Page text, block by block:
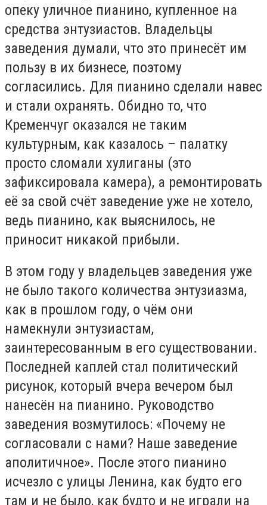
опеку уличное пианино, купленное на
средства энтузиастов. Владельцы
заведения думали, что это принесёт им
пользу в их бизнесе, поэтому
согласились. Для пианино сделали навес
и стали охранять. Обидно то, что
Кременчуг оказался не таким
культурным, как казалось – палатку
просто сломали хулиганы (это
зафиксировала камера), а ремонтировать
её за свой счёт заведение уже не хотело,
ведь пианино, как выяснилось, не
приносит никакой прибыли.
В этом году у владельцев заведения уже
не было такого количества энтузиазма,
как в прошлом году, о чём они
намекнули энтузиастам,
заинтересованным в его существовании.
Последней каплей стал политический
рисунок, который вчера вечером был
нанесён на пианино. Руководство
заведения возмутилось: «Почему не
согласовали с нами? Наше заведение
аполитичное». После этого пианино
исчезло с улицы Ленина, как будто его
там и не было, как будто и не играли на